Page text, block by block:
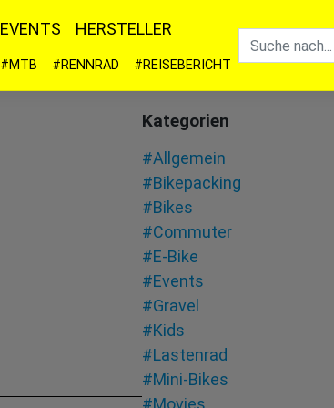
EVENTS HERSTELLER
#MTB #RENNRAD #REISEBERICHT
Kategorien
#Allgemein
#Bikepacking
#Bikes
#Commuter
#E-Bike
#Events
#Gravel
#Kids
#Lastenrad
#Mini-Bikes
#Movies